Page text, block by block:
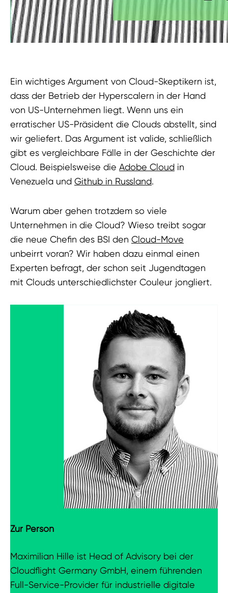
Ein wichtiges Argument von Cloud-Skeptikern ist,
dass der Betrieb der Hyperscalern in der Hand
von US-Unternehmen liegt. Wenn uns ein
erratischer US-Präsident die Clouds abstellt, sind
wir geliefert. Das Argument ist valide, schließlich
gibt es vergleichbare Fälle in der Geschichte der
Cloud. Beispielsweise die Adobe Cloudin
Venezuela und Github in Russland.
Warum aber gehen trotzdem so viele
Unternehmen in die Cloud? Wieso treibt sogar
die neue Chefin des BSI den Cloud-Move
unbeirrt voran? Wir haben dazu einmal einen
Experten befragt, der schon seit Jugendtagen
mit Clouds unterschiedlichster Couleur jongliert.
Zur Person
Maximilian Hille ist Head of Advisory bei der
Cloudflight Germany GmbH, einem führenden
Full-Service-Provider für industrielle digitale